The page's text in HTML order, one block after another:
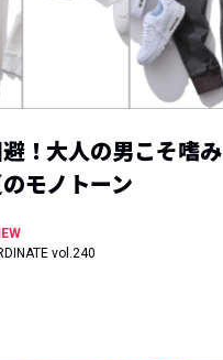
！大人の男こそ嗜み
モノトーン
vol.240